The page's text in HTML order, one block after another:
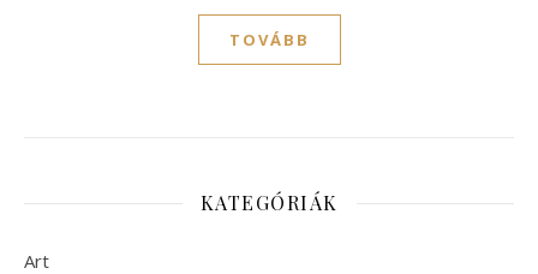
TOVÁBB
KATEGÓRIÁK
Art